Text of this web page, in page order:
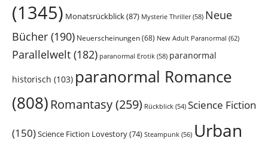
(1345) Monatsrückblick(87) Mysterie Thriller(58) Neue
Bücher (190) Neuerscheinungen(68) New Adult Paranormal (62)
Parallelwelt (182) paranormal Erotik (58) paranormal
historisch (103) paranormal Romance
(808) Romantasy(259) Rückblick (54) Science Fiction
(150)Science Fiction Lovestory(74) Steampunk (56) Urban